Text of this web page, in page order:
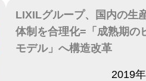
LIXILグループ、国内の生
体制を合理化=「成熟期の
モデル」へ構造改革
2019